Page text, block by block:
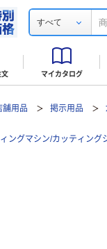
すべて
文 マイカタログ
舗用品 掲示用品
ングマシン/カッティング